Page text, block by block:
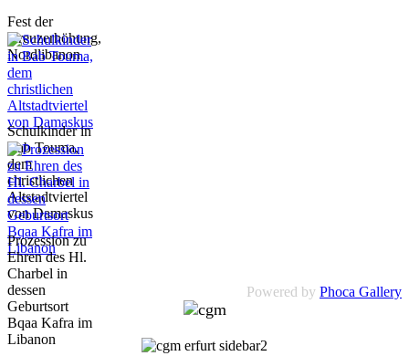
Fest der
Kreuzerhöhung,
Nordlibanon
Schulkinder in
Bab Touma,
dem
christlichen
Altstadtviertel
von Damaskus
Prozession zu
Ehren des Hl.
Charbel in
dessen
Geburtsort
Bqaa Kafra im
Libanon
Powered by Phoca Gallery